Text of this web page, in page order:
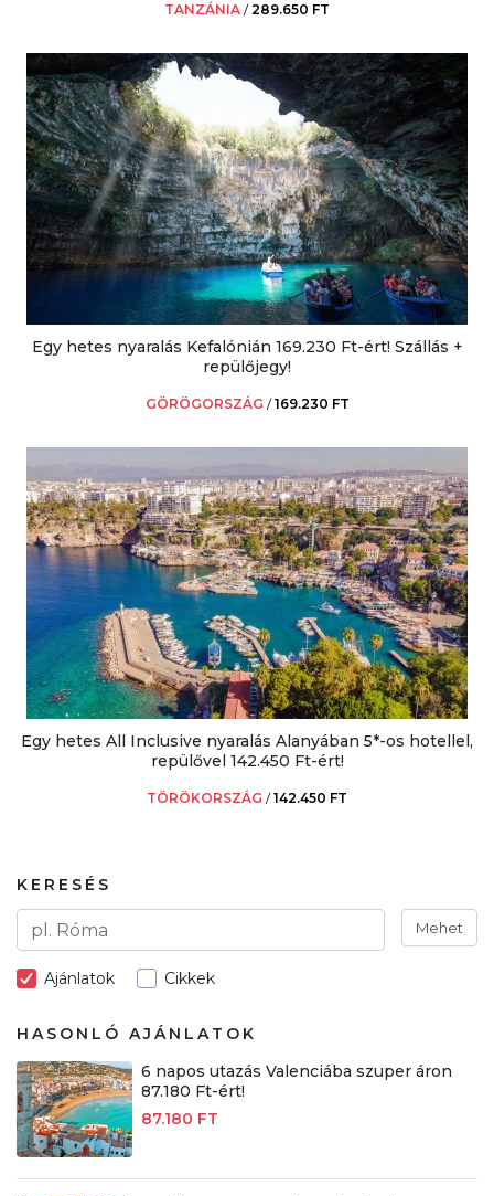
TANZÁNIA /289.650 FT
Egy hetes nyaralás Kefalónián 169.230 Ft-ért! Szállás +
repülőjegy!
GÖRÖGORSZÁG /169.230 FT
Egy hetes All Inclusive nyaralás Alanyában 5*-os hotellel,
repülővel 142.450 Ft-ért!
TÖRÖKORSZÁG /142.450 FT
KERESÉS
Mehet
Ajánlatok Cikkek
HASONLÓ AJÁNLATOK
6 napos utazás Valenciába szuper áron
87.180 Ft-ért!
87.180 FT